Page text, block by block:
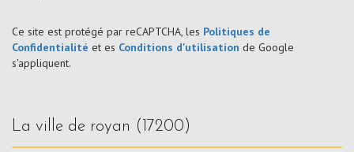
Ce site est protégé par reCAPTCHA, les Politiques de
Confidentialité et es Conditions d'utilisation de Google
s'appliquent.
la ville de royan (17200)